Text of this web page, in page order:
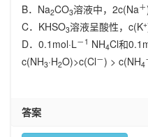
B．Na2CO3溶液中，2c(Na＋
C．KHSO3溶液呈酸性，c(K+
D．0.1mol·L－ 1 NH4Cl和
c(NH3·H2O)>c(Cl－) > c(NH4
答案